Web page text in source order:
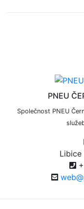
PNEU
Společnost PNEU